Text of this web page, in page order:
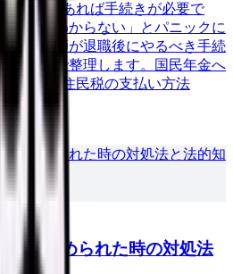
白期間があれば手続きが必要で
いいかわからない」とパニックに
は看護師が退職後にやるべき手続
ト形式で整理します。国民年金へ
択肢、住民税の支払い方法
引き止められた時の対処法